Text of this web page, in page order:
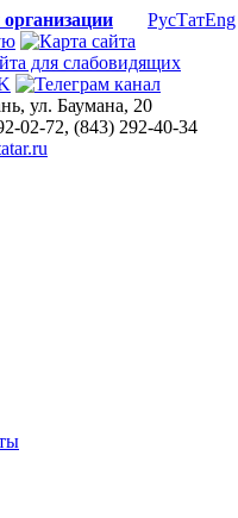
РусТатEng
ул. Баумана, 20
02-72, (843) 292-40-34